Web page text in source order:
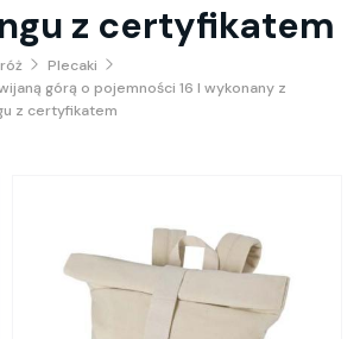
z certyfikatem
Plecaki
górą o pojemności 16 l wykonany z
z certyfikatem